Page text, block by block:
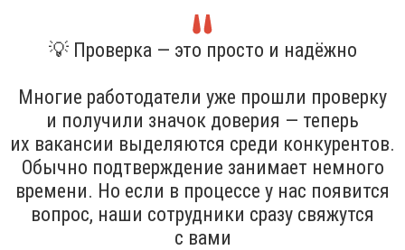
💡 Проверка — это просто и надёжно
Многие работодатели уже прошли проверку
и получили значок доверия — теперь
их вакансии выделяются среди конкурентов.
Обычно подтверждение занимает немного
времени. Но если в процессе у нас появится
вопрос, наши сотрудники сразу свяжутся
с вами